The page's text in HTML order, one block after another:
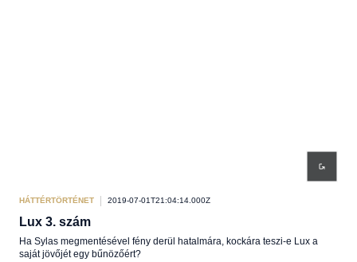
HÁTTÉRTÖRTÉNET 2019-07-01T21:04:14.000Z
Lux 3. szám
Ha Sylas megmentésével fény derül hatalmára, kockára teszi-e Lux a
saját jövőjét egy bűnözőért?